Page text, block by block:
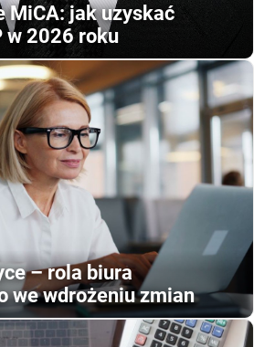
MiCA: jak uzyskać
w 2026 roku
– rola biura
we wdrożeniu zmian